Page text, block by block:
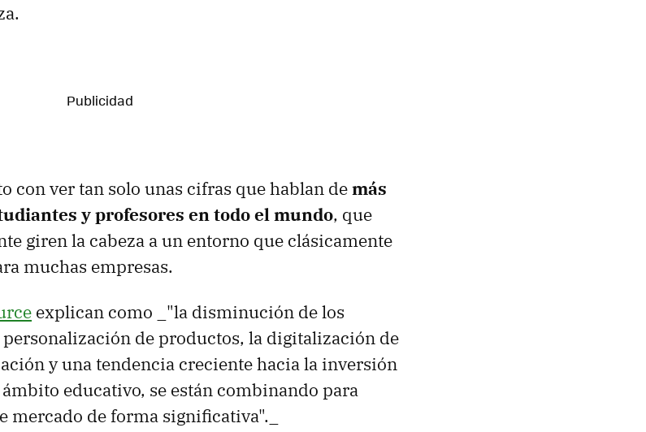
con ver tan solo unas cifras que hablan demás
y profesores en todo el mundo, que
giren la cabeza a un entorno que clásicamente
muchas empresas.
explican como _"la disminución de los
de productos, la digitalización de
y una tendencia creciente hacia la inversión
educativo, se están combinando para
mercado de forma significativa"._